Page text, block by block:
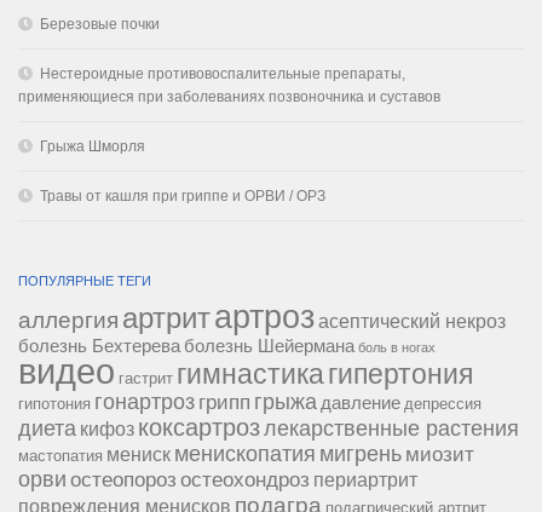
Березовые почки
Нестероидные противовоспалительные препараты,
применяющиеся при заболеваниях позвоночника и суставов
Грыжа Шморля
Травы от кашля при гриппе и ОРВИ / ОРЗ
ПОПУЛЯРНЫЕ ТЕГИ
аллергия артритартрозасептический некроз
болезнь Бехтерева болезнь Шейермана боль в ногах
видео гастрит гимнастикагипертония
гипотония гонартроз грипп грыжадавление депрессия
диета кифоз коксартрозлекарственные растения
мастопатия мениск менископатия мигрень миозит
орви остеопороз остеохондроз периартрит
повреждения менисков подагра подагрический артрит